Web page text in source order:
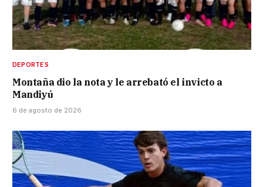
DEPORTES
Montaña dio la nota y le arrebató el invicto a
Mandiyú
6 de agosto de 2026